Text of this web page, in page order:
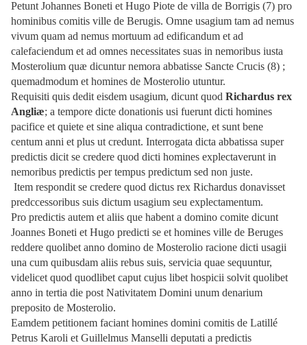
Petunt Johannes Boneti et Hugo Piote de villa de Borrigis (7) pro
hominibus comitis ville de Berugis. Omne usagium tam ad nemus
vivum quam ad nemus mortuum ad edificandum et ad
calefaciendum et ad omnes necessitates suas in nemoribus iusta
Mosterolium quæ dicuntur nemora abbatisse Sancte Crucis (8) ;
quemadmodum et homines de Mosterolio utuntur.
Requisiti quis dedit eisdem usagium, dicunt quod Richardus rex
Angliæ; a tempore dicte donationis usi fuerunt dicti homines
pacifice et quiete et sine aliqua contradictione, et sunt bene
centum anni et plus ut credunt. Interrogata dicta abbatissa super
predictis dicit se credere quod dicti homines explectaverunt in
nemoribus predictis per tempus predictum sed non juste.
Item respondit se credere quod dictus rex Richardus donavisset
predccessoribus suis dictum usagium seu explectamentum.
Pro predictis autem et aliis que habent a domino comite dicunt
Joannes Boneti et Hugo predicti se et homines ville de Beruges
reddere quolibet anno domino de Mosterolio racione dicti usagii
una cum quibusdam aliis rebus suis, servicia quae sequuntur,
videlicet quod quodlibet caput cujus libet hospicii solvit quolibet
anno in tertia die post Nativitatem Domini unum denarium
preposito de Mosterolio.
Eamdem petitionem faciant homines domini comitis de Latillé
Petrus Karoli et Guillelmus Manselli deputati a predictis